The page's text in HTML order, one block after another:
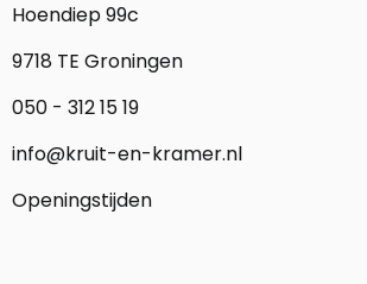
Hoendiep 99c
9718 TE Groningen
050 - 312 15 19
info@kruit-en-kramer.nl
Openingstijden